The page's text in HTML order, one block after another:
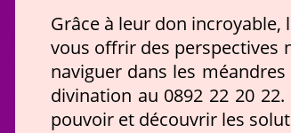
Grâce à leur don
vous offrir des perspectives
naviguer dans les
divination au 0892 22 20
pouvoir et découvrir les